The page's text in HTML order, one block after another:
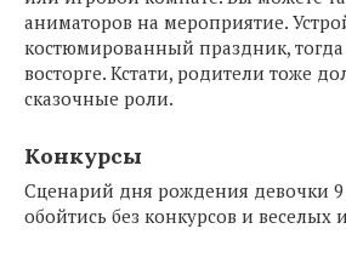
аниматоров на мероприятие.
костюмированный праздник, тогда
восторге. Кстати, родители тоже
сказочные роли.
Конкурсы
Сценарий дня рождения девочки
обойтись без конкурсов и веселых